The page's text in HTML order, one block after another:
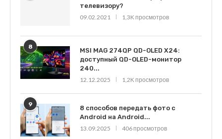
телевизору?
09.02.2021
1,3K просмотров
8
MSI MAG 274QP QD-OLED X24:
доступный QD-OLED-монитор
240...
12.12.2025
1,2K просмотров
9
8 способов передать фото с
Android на Android...
13.09.2025
406 просмотров